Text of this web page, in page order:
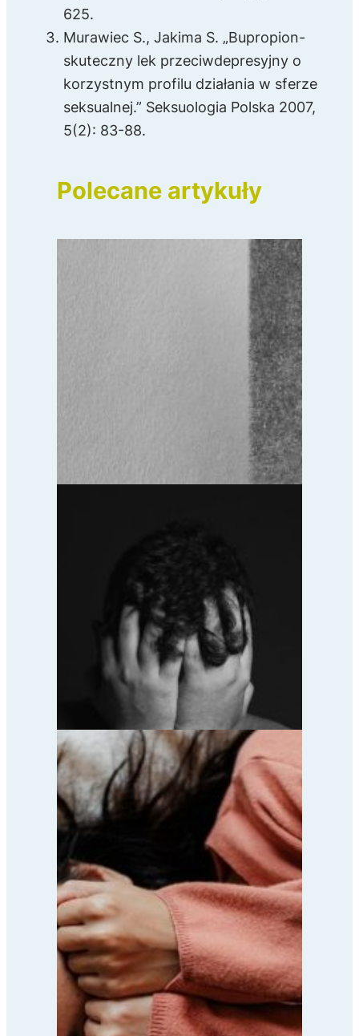
625.
Murawiec S., Jakima S. „Bupropion-
skuteczny lek przeciwdepresyjny o
korzystnym profilu działania w sferze
seksualnej.” Seksuologia Polska 2007,
5(2): 83-88.
Polecane artykuły
Leczenie depresji
elektrowstrząsami
Poprzednia strona
1
… 4 5 6
7 8 … 10